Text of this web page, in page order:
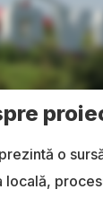
o
locală,